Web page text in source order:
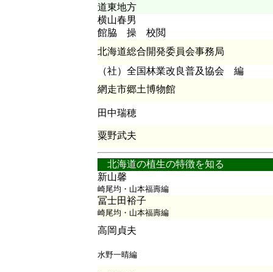
道東地方
横山春男
館脇 操 校閲
北海道総合開発委員会事務局
（社）全国林業改良普及協会 編
網走市郷土博物館
田中瑞穂
粟野武夫
北海道の植生の特徴を知る
新山馨
崎尾均・山本福壽編
冨士田裕子
崎尾均・山本福壽編
高岡貞夫
水野一晴編